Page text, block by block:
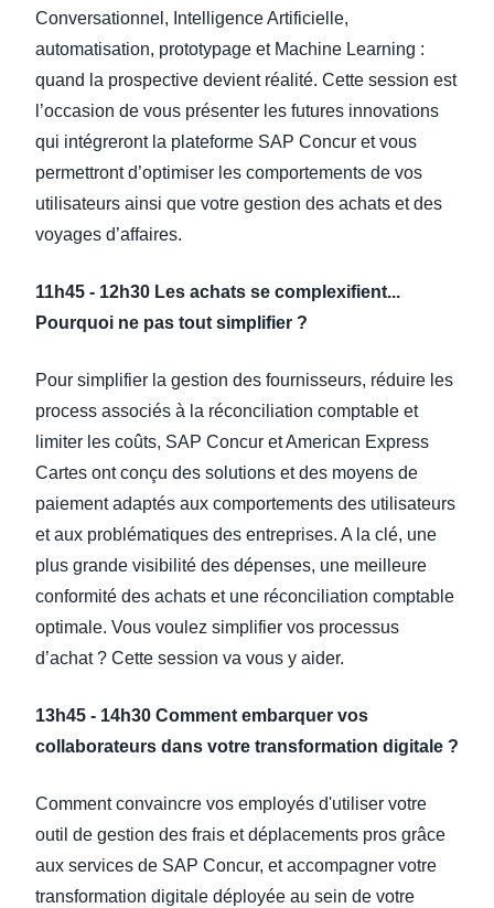
Conversationnel, Intelligence Artificielle,
automatisation, prototypage et Machine Learning :
quand la prospective devient réalité. Cette session est
l’occasion de vous présenter les futures innovations
qui intégreront la plateforme SAP Concur et vous
permettront d’optimiser les comportements de vos
utilisateurs ainsi que votre gestion des achats et des
voyages d’affaires.
11h45 - 12h30 Les achats se complexifient...
Pourquoi ne pas tout simplifier ?
Pour simplifier la gestion des fournisseurs, réduire les
process associés à la réconciliation comptable et
limiter les coûts, SAP Concur et American Express
Cartes ont conçu des solutions et des moyens de
paiement adaptés aux comportements des utilisateurs
et aux problématiques des entreprises. A la clé, une
plus grande visibilité des dépenses, une meilleure
conformité des achats et une réconciliation comptable
optimale. Vous voulez simplifier vos processus
d’achat ? Cette session va vous y aider.
13h45 - 14h30 Comment embarquer vos
collaborateurs dans votre transformation digitale ?
Comment convaincre vos employés d'utiliser votre
outil de gestion des frais et déplacements pros grâce
aux services de SAP Concur, et accompagner votre
transformation digitale déployée au sein de votre